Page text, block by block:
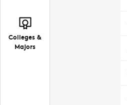
Colleges &
Majors